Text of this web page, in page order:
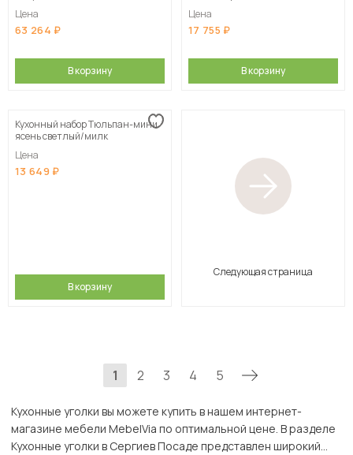
Цена
63 264
В корзину
Цена
17 755
В корзину
Кухонный набор Тюльпан-мини
ясень светлый/милк
Цена
13 649
В корзину
Следующая страница
1 2 3 4 5
Кухонные уголки вы можете купить в нашем интернет-
магазине мебели MebelVia по оптимальной цене. В разделе
Кухонные уголки в Сергиев Посаде представлен широкий